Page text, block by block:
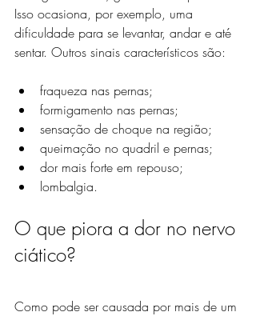
Isso ocasiona, por exemplo, uma
dificuldade para se levantar, andar e até
sentar. Outros sinais característicos são:
fraqueza nas pernas;
formigamento nas pernas;
sensação de choque na região;
queimação no quadril e pernas;
dor mais forte em repouso;
lombalgia.
O que piora a dor no nervo
ciático?
Como pode ser causada por mais de um